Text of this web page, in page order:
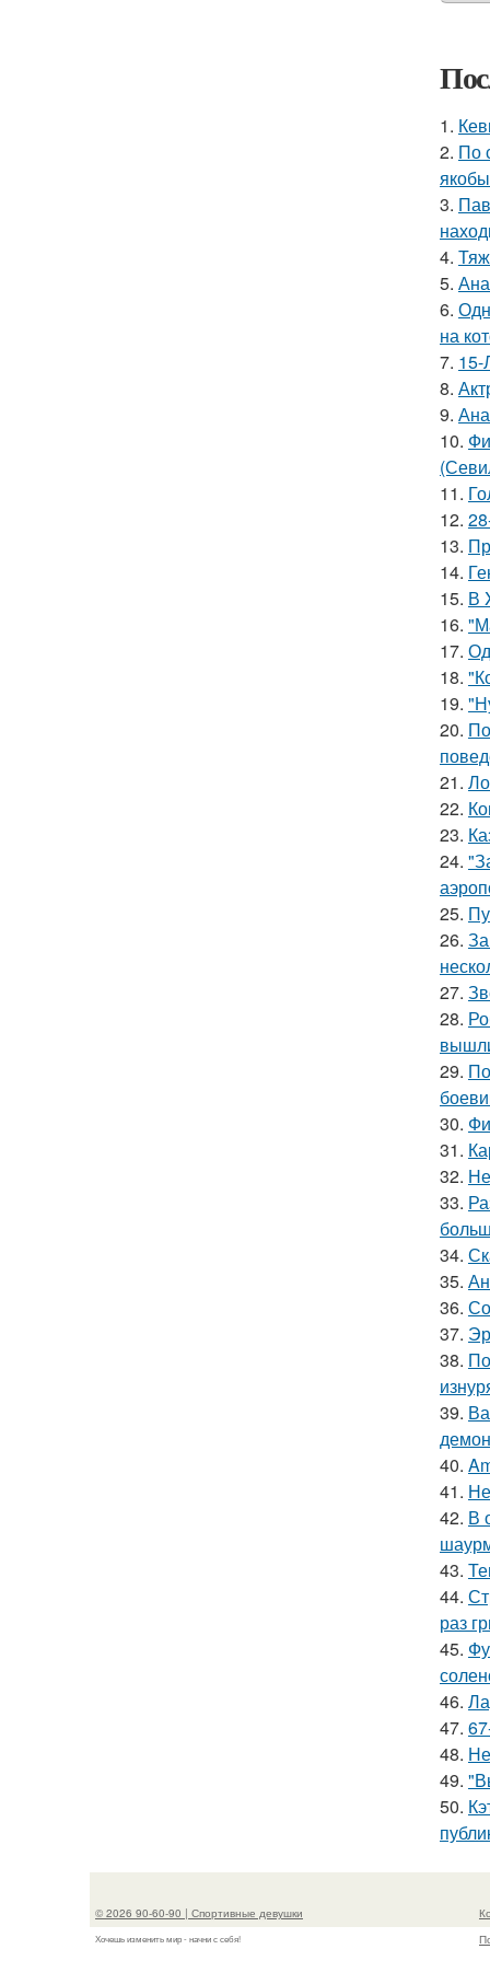
1.
2. По
3.
4.
5.
6.
на
7. 15-
8.
9.
10.
11.
12.
13.
14.
15. В
16.
17.
18.
19.
20.
21.
22.
23.
24.
25.
26.
27.
28.
29.
30.
31.
32.
33.
34.
35.
36.
37.
38.
39.
40.
41.
42. В
43.
44.
раз
45.
46.
47.
48.
49.
50.
© 2026 90-60-90 | Спортивные девушки
Хочешь изменить мир - начни с себя!